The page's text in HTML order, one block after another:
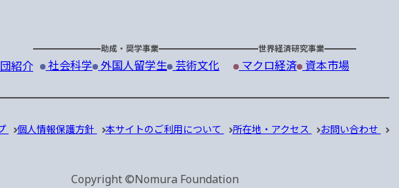
紹介
助成・奨学事業
社会科学 外国人留学生 芸術文化
世界経済研究事業
マクロ経済 資本市場
個人情報保護方針 本サイトのご利用について 所在地・アクセス お問い合わせ
Copyright ©Nomura Foundation